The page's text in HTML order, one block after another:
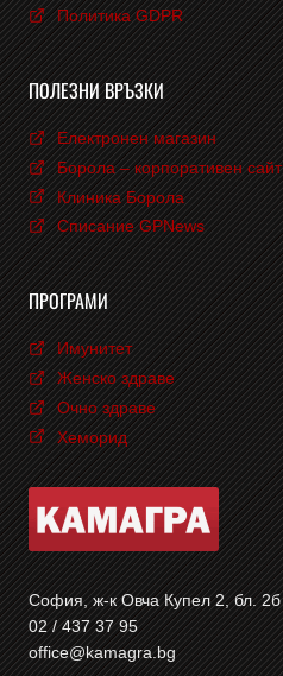
Политика GDPR
ПОЛЕЗНИ ВРЪЗКИ
Електронен магазин
Борола – корпоративен сайт
Клиника Борола
Списание GPNews
ПРОГРАМИ
Имунитет
Женско здраве
Очно здраве
Хеморид
София, ж-к Овча Купел 2, бл. 2б
02 / 437 37 95
office@kamagra.bg